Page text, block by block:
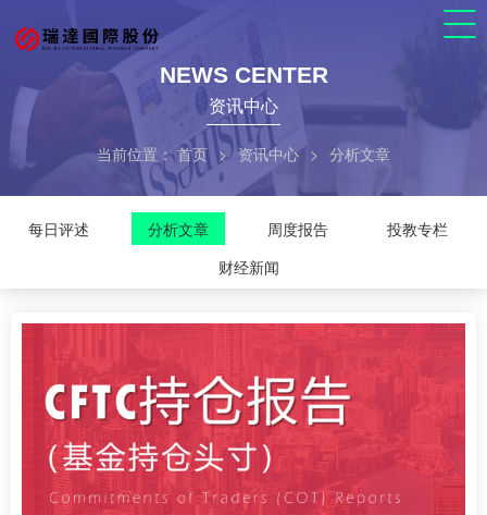
NEWS CENTER
资讯中心
当前位置：首页 > 资讯中心 > 分析文章
每日评述 分析文章 周度报告
投教专栏
财经新闻